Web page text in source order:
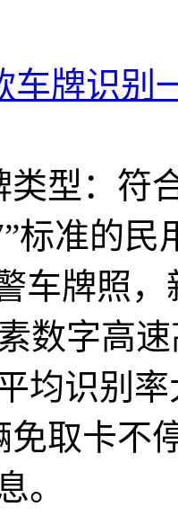
车牌识别
型：符
标准的
车牌照
数字高
均识别率
免取卡不
。